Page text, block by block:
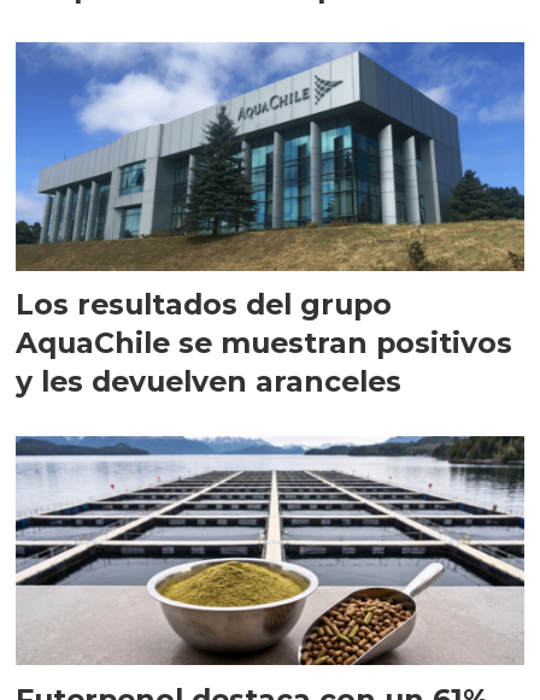
Los resultados del grupo
AquaChile se muestran positivos
y les devuelven aranceles